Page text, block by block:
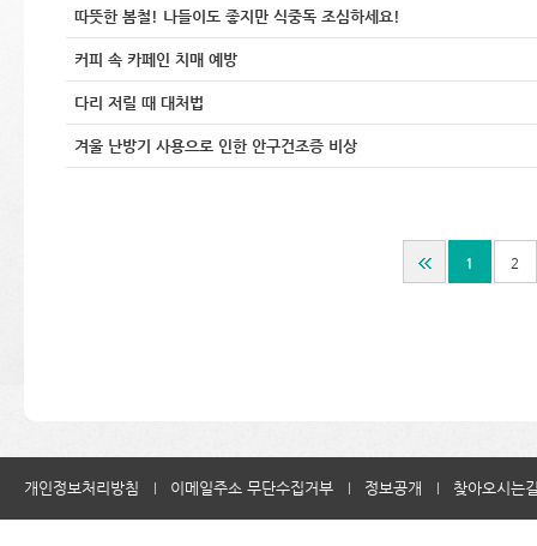
따뜻한 봄철! 나들이도 좋지만 식중독 조심하세요!
커피 속 카페인 치매 예방
다리 저릴 때 대처법
겨울 난방기 사용으로 인한 안구건조증 비상
1 2
개인정보처리방침 이메일주소 무단수집거부 정보공개 찾아오시는